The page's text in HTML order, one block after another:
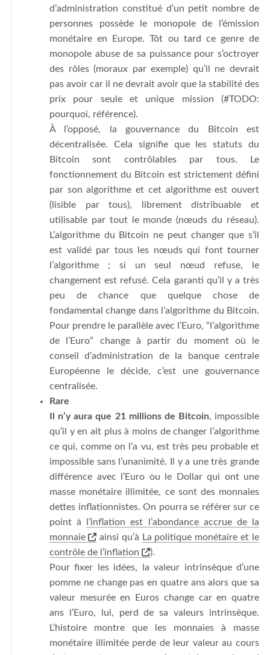
d’administration constitué d’un petit nombre de
personnes possède le monopole de l’émission
monétaire en Europe. Tôt ou tard ce genre de
monopole abuse de sa puissance pour s’octroyer
des rôles (moraux par exemple) qu’il ne devrait
pas avoir car il ne devrait avoir que la stabilité des
prix pour seule et unique mission (#TODO:
pourquoi, référence).
À l’opposé, la gouvernance du Bitcoin est
décentralisée. Cela signifie que les statuts du
Bitcoin sont contrôlables par tous. Le
fonctionnement du Bitcoin est strictement défini
par son algorithme et cet algorithme est ouvert
(lisible par tous), librement distribuable et
utilisable par tout le monde (nœuds du réseau).
L’algorithme du Bitcoin ne peut changer que s’il
est validé par tous les nœuds qui font tourner
l’algorithme ; si un seul nœud refuse, le
changement est refusé. Cela garanti qu’il y a très
peu de chance que quelque chose de
fondamental change dans l’algorithme du Bitcoin.
Pour prendre le parallèle avec l’Euro, “l’algorithme
de l’Euro” change à partir du moment où le
conseil d’administration de la banque centrale
Européenne le décide, c’est une gouvernance
centralisée.
Rare
Il n’y aura que 21 millions de Bitcoin, impossible
qu’il y en ait plus à moins de changer l’algorithme
ce qui, comme on l’a vu, est très peu probable et
impossible sans l’unanimité. Il y a une très grande
différence avec l’Euro ou le Dollar qui ont une
masse monétaire illimitée, ce sont des monnaies
dettes inflationnistes. On pourra se référer sur ce
point à
l’inflation est l’abondance accrue de la
monnaie
ainsi qu’à La politique monétaire et le
contrôle de l’inflation
).
Pour fixer les idées, la valeur intrinsèque d’une
pomme ne change pas en quatre ans alors que sa
valeur mesurée en Euros change car en quatre
ans l’Euro, lui, perd de sa valeurs intrinsèque.
L’histoire montre que les monnaies à masse
monétaire illimitée perde de leur valeur au cours